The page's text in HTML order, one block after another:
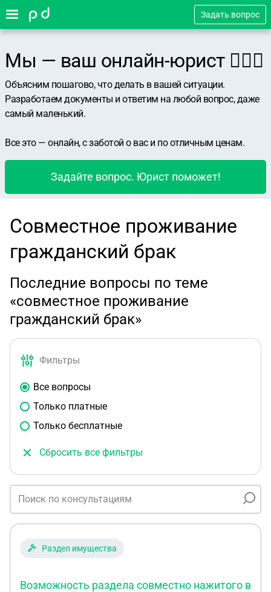
Задать вопрос
Мы — ваш онлайн-юрист 👨🏻‍⚖️
Объясним пошагово, что делать в вашей ситуации.
Разработаем документы и ответим на любой вопрос, даже
самый маленький.
Все это — онлайн, с заботой о вас и по отличным ценам.
Задайте вопрос. Юрист поможет!
Совместное проживание
гражданский брак
Последние вопросы по теме
«совместное проживание
гражданский брак»
Фильтры
Все вопросы
Только платные
Только бесплатные
Сбросить все фильтры
Раздел имущества
Возможность раздела совместно нажитого в